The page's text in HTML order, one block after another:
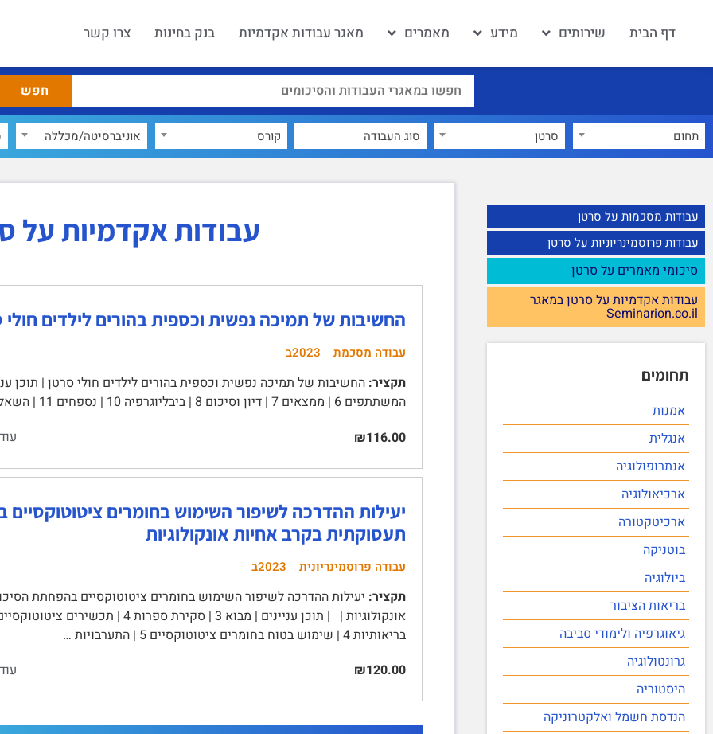
דף הבית שירותים מידע מאמרים מאגר עבודות אקדמיות בנק בחינות צרו קשר
תחום סרטן קורס אוניברסיטה/מכללה
עבודות מסכמות על סרטן
עבודות פרוסמינריוניות על סרטן
סיכומי מאמרים על סרטן
עבודות אקדמיות על סרטן במאגר
Seminarion.co.il
תחומים
אמנות
אנגלית
אנתרופולוגיה
ארכיאולוגיה
ארכיטקטורה
בוטניקה
ביולוגיה
בריאות הציבור
גיאוגרפיה ולימודי סביבה
גרונטולוגיה
היסטוריה
הנדסת חשמל ואלקטרוניקה
עבודות אקדמיות על
החשיבות של תמיכה נפשית וכספית בהורים לילדים חולי
עבודה מסכמת 2023ב
תקציר:
המשתתפים 6 | ממצאים 7 | דיון וסיכום 8 | ביבליוגרפיה 10 | נספחים 11 | השאלון 11 | תמלול הריאיונות 12 | …
₪116.00
יעילות ההדרכה לשיפור השימוש בחומרים
תעסוקתית בקרב אחיות אונקולוגיות
עבודה פרוסמינריונית 2023ב
תקציר: יעילות ההדרכה לשיפור השימוש בחומרים ציטוטוקסיים בהפחתת
בריאותיות 4 | שימוש בטוח בחומרים ציטוטוקסיים 5 | התערבויות …
₪120.00